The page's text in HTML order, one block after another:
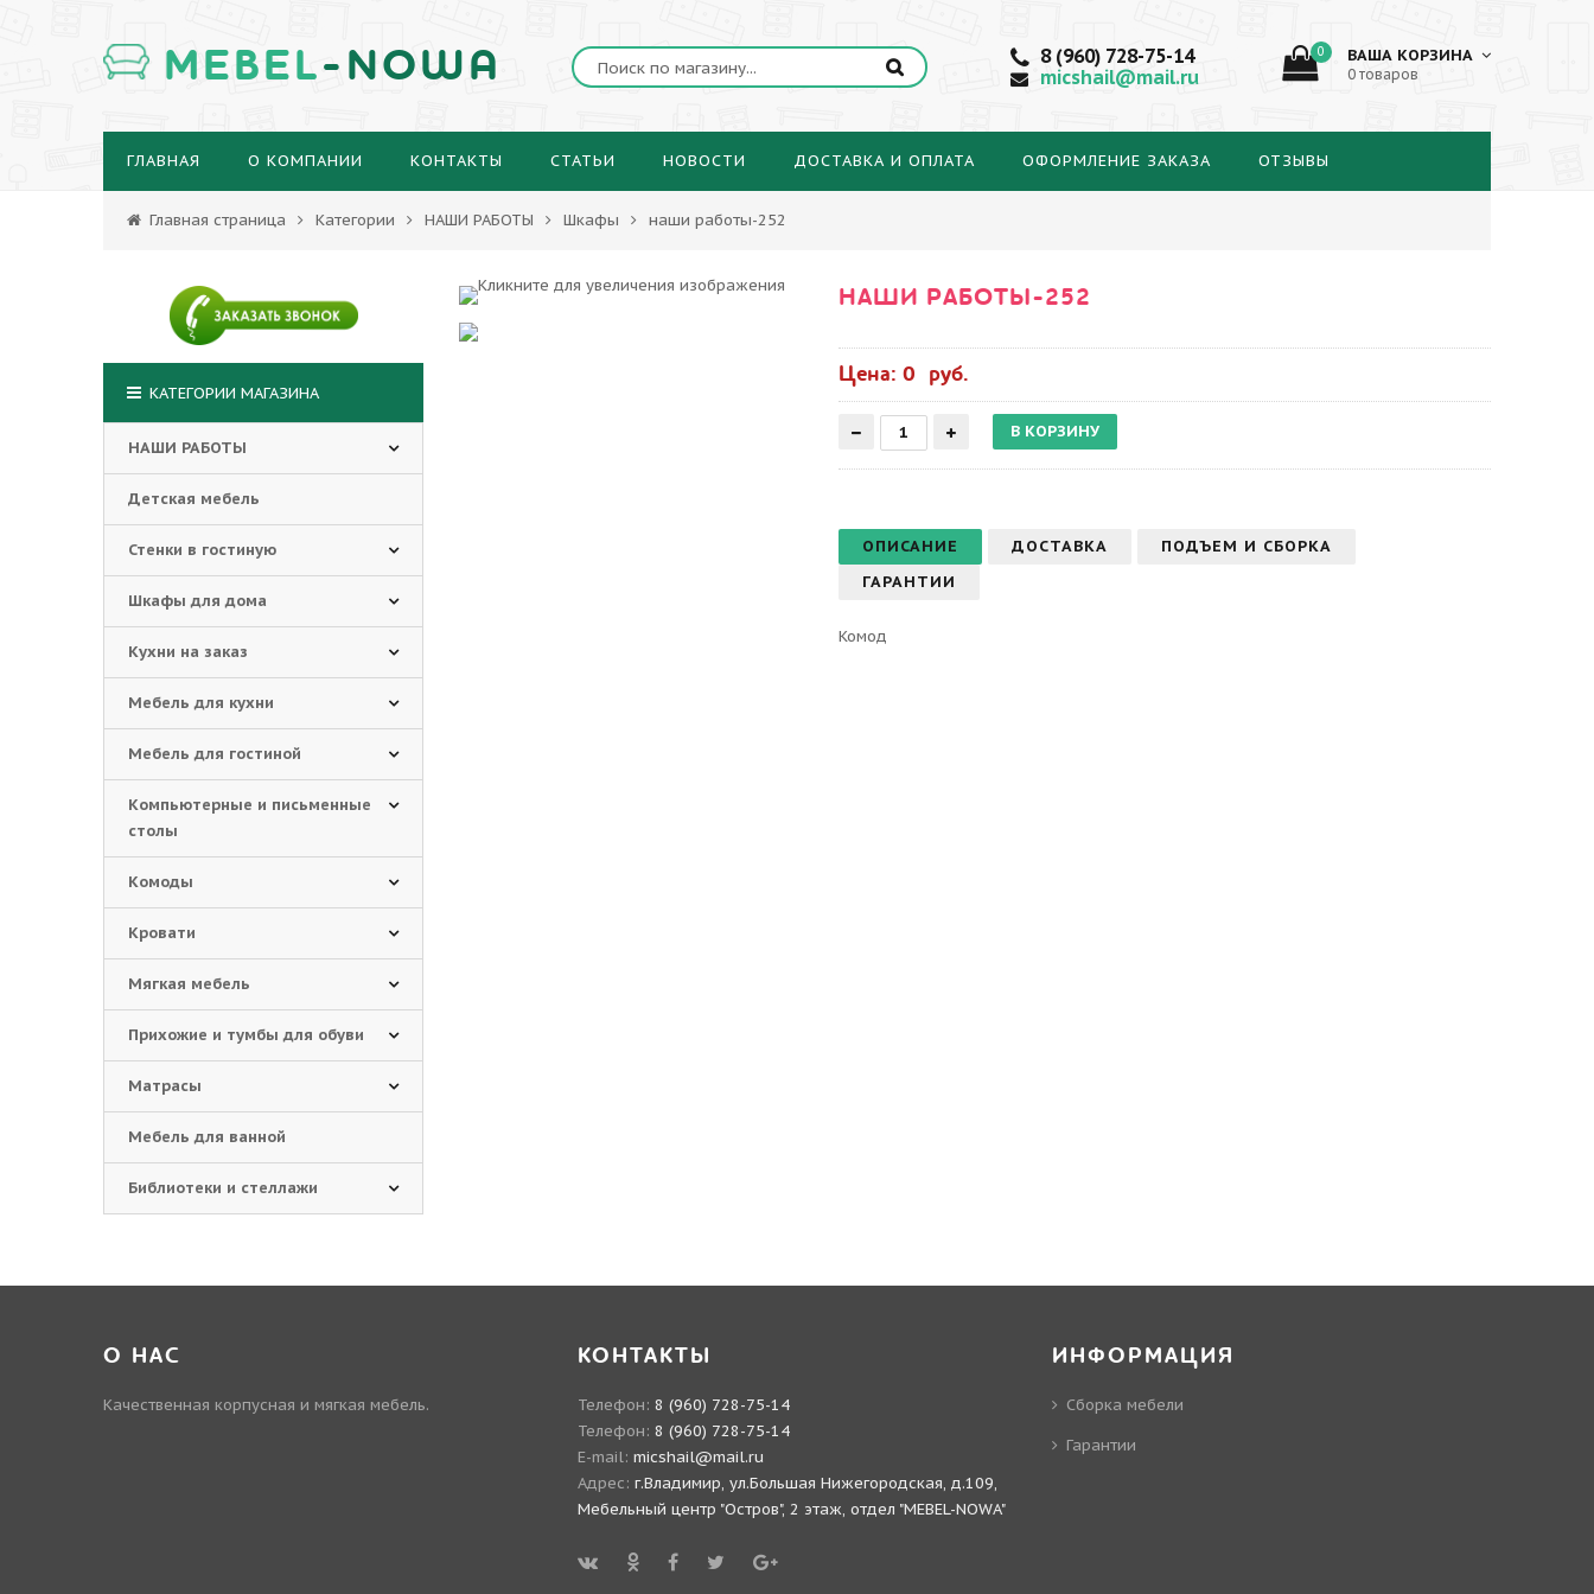
MEBEL-NOWA
8 (960) 728-75-14
micshail@mail.ru
0 ВАША КОРЗИНА
0 товаров
ГЛАВНАЯ О КОМПАНИИ КОНТАКТЫ СТАТЬИ НОВОСТИ ДОСТАВКА И ОПЛАТА ОФОРМЛЕНИЕ ЗАКАЗА ОТЗЫВЫ
Главная страница Категории НАШИ РАБОТЫ Шкафы наши работы-252
НАШИ РАБОТЫ-252
Цена: 0 руб.
ОПИСАНИЕ ДОСТАВКА
ПОДЪЕМ И СБОРКА
ГАРАНТИИ
Комод
КАТЕГОРИИ МАГАЗИНА
НАШИ РАБОТЫ
Детская мебель
Стенки в гостиную
Шкафы для дома
Кухни на заказ
Мебель для кухни
Мебель для гостиной
Компьютерные и письменные
столы
Комоды
Кровати
Мягкая мебель
Прихожие и тумбы для обуви
Матрасы
Мебель для ванной
Библиотеки и стеллажи
О НАС
Качественная корпусная и мягкая мебель.
КОНТАКТЫ
Телефон: 8 (960) 728-75-14
Телефон: 8 (960) 728-75-14
E-mail: micshail@mail.ru
Адрес: г.Владимир, ул.Большая Нижегородская, д.109,
Мебельный центр "Остров", 2 этаж, отдел "MEBEL-NOWA"
ИНФОРМАЦИЯ
Сборка мебели
Гарантии